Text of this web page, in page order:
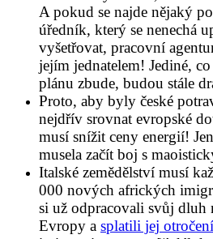
A pokud se najde nějaký
úředník, který se nenechá
vyšetřovat, pracovní
jejím jednatelem! Jediné,
plánu zbude, budou stále
Proto, aby byly české
nejdřív srovnat evropské
musí snížit ceny energií!
musela začít boj s
Italské zemědělství musí
000 nových afrických
si už odpracovali svůj dluh
Evropy a splatili jej